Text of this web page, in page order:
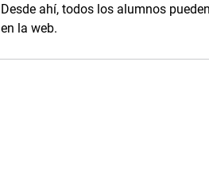
Desde ahí, todos los alumnos
en la web.